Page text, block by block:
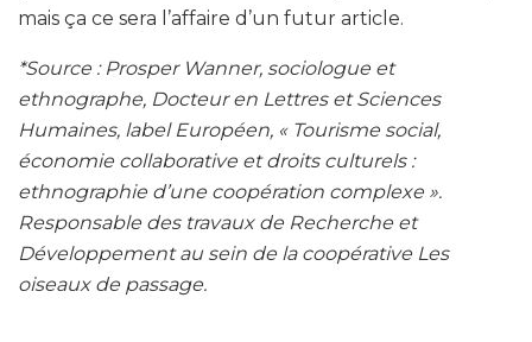
mais ça ce sera l’affaire d’un futur article.
*Source : Prosper Wanner, sociologue et
ethnographe, Docteur en Lettres et Sciences
Humaines, label Européen, « Tourisme social,
économie collaborative et droits culturels :
ethnographie d’une coopération complexe ».
Responsable des travaux de Recherche et
Développement au sein de la coopérative Les
oiseaux de passage.